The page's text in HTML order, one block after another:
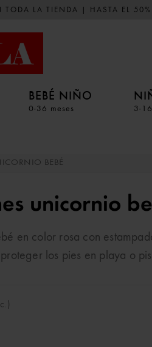
TODA LA TIENDA | HASTA EL 50%
BEBÉ NIÑO
0-36 meses 3-
BEBÉ
unicornio
en color rosa con
los pies en playa o